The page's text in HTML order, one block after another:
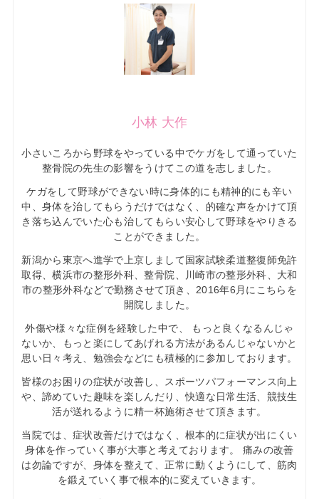
小林 大作
小さいころから野球をやっている中でケガをして通っていた
整骨院の先生の影響をうけてこの道を志しました。
ケガをして野球ができない時に身体的にも精神的にも辛い
中、身体を治してもらうだけではなく、的確な声をかけて頂
き落ち込んでいた心も治してもらい安心して野球をやりきる
ことができました。
新潟から東京へ進学で上京しまして国家試験柔道整復師免許
取得、横浜市の整形外科、整骨院、川崎市の整形外科、大和
市の整形外科などで勤務させて頂き、2016年6月にこちらを
開院しました。
外傷や様々な症例を経験した中で、 もっと良くなるんじゃ
ないか、もっと楽にしてあげれる方法があるんじゃないかと
思い日々考え、勉強会などにも積極的に参加しております。
皆様のお困りの症状が改善し、スポーツパフォーマンス向上
や、諦めていた趣味を楽しんだり、快適な日常生活、競技生
活が送れるように精一杯施術させて頂きます。
当院では、症状改善だけではなく、根本的に症状が出にくい
身体を作っていく事が大事と考えております。 痛みの改善
は勿論ですが、身体を整えて、正常に動くようにして、筋肉
を鍛えていく事で根本的に変えていきます。